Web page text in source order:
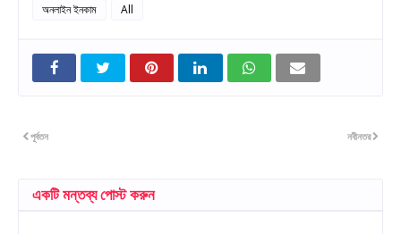
অনলাইন ইনকাম All
নবীনতর
পূর্বতন
একটি মন্তব্য পোস্ট করুন